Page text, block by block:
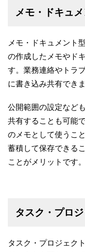
メモ・ドキュ
メモ・ドキュメント
の作成したメモやド
す。業務連絡やトラ
に書き込み共有できま
公開範囲の設定など
共有することも可能
のメモとして使うこ
蓄積して保存できる
ことがメリットです。
タスク・プロ
タスク・プロジェク